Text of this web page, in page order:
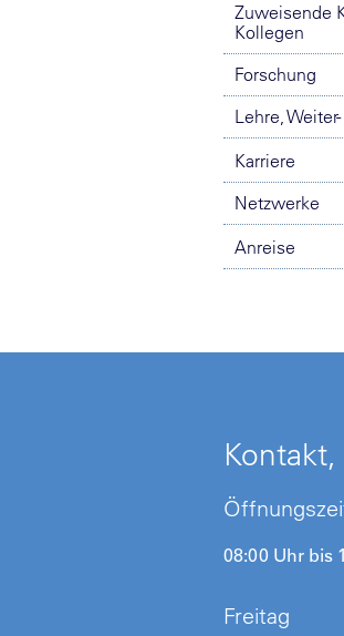
Zuweisende
Kollegen
Forschung
Lehre,
Karriere
Netzwerke
Anreise
08:00 Uhr bis
Freitag